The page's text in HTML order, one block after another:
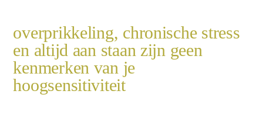
overprikkeling, chronische stress
en altijd aan staan zijn geen
kenmerken van je
hoogsensitiviteit